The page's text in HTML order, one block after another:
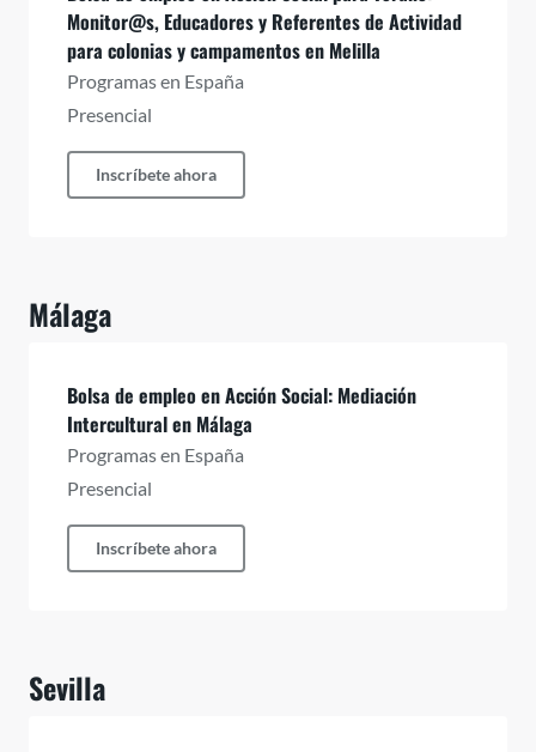
Monitor@s, Educadores y Referentes de Actividad
para colonias y campamentos en Melilla
Programas en España
Presencial
Inscríbete ahora
Málaga
Bolsa de empleo en Acción Social: Mediación
Intercultural en Málaga
Programas en España
Presencial
Inscríbete ahora
Sevilla